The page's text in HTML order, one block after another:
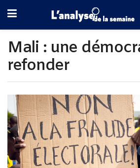
Mali : une
refonder